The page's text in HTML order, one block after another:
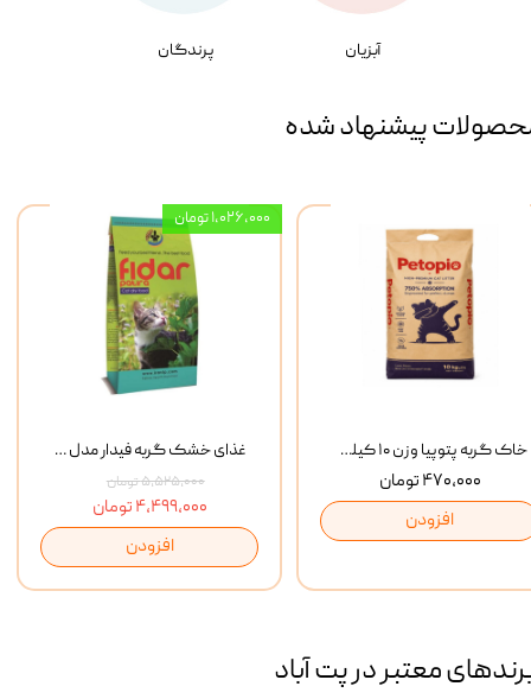
آبزیان پرندگان
پیشنهاد شده
غذای خشک گربه فیدار مدل Adult وزن 10 کیلوگرم
۵,۵۲۵,۰۰۰ تومان
۴,۴۹۹,۰۰۰ تومان
افزودن
۱,۰۲۶,۰۰۰ تومان
خاک گربه پتوپیا وزن ۱۰ کیلوگرم
۴۷۰,۰۰۰ تومان
افزودن
معتبر در پت آباد